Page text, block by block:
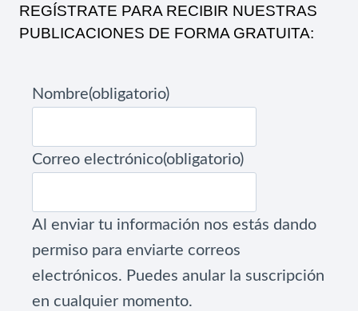
REGÍSTRATE PARA RECIBIR NUESTRAS
PUBLICACIONES DE FORMA GRATUITA:
Nombre(obligatorio)
Correo electrónico(obligatorio)
Al enviar tu información nos estás dando
permiso para enviarte correos
electrónicos. Puedes anular la suscripción
en cualquier momento.